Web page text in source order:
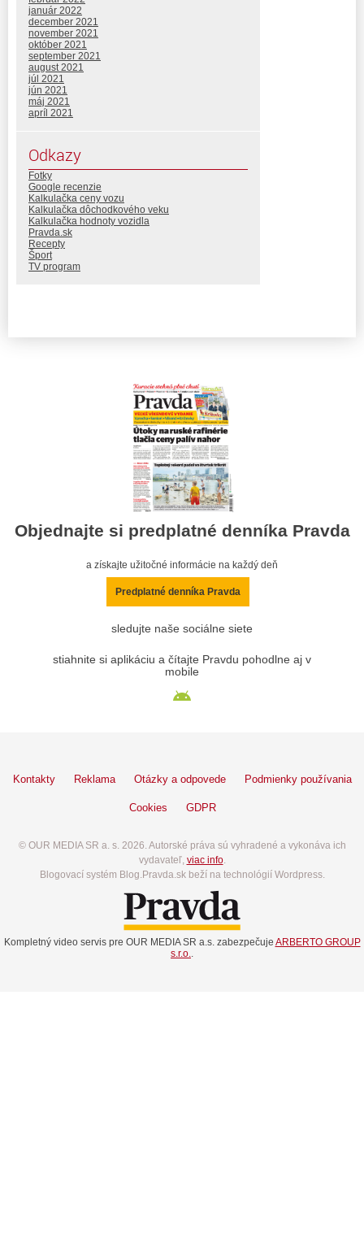
január 2022
december 2021
november 2021
október 2021
september 2021
august 2021
júl 2021
jún 2021
máj 2021
apríl 2021
Odkazy
Fotky
Google recenzie
Kalkulačka ceny vozu
Kalkulačka dôchodkového veku
Kalkulačka hodnoty vozidla
Pravda.sk
Recepty
Šport
TV program
Objednajte si predplatné denníka Pravda
a získajte užitočné informácie na každý deň
Predplatné denníka Pravda
sledujte naše sociálne siete
stiahnite si aplikáciu a čítajte Pravdu pohodlne aj v
mobile
Kontakty Reklama Otázky a odpovede Podmienky používania
Cookies GDPR
© OUR MEDIA SR a. s. 2026. Autorské práva sú vyhradené a vykonáva ich
vydavateľ, viac info.
Blogovací systém Blog.Pravda.sk beží na technológií Wordpress.
Kompletný video servis pre OUR MEDIA SR a.s. zabezpečuje ARBERTO GROUP
s.r.o..